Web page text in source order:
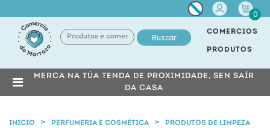
Miña
conta
0
Buscar
COMERCIOS
PRODUTOS
MERCA NA TÚA TENDA DE PROXIMIDADE, SEN SAÍR
DA CASA
INICIO PERFUMERIA E COSMÉTICA PRODUTOS DE LIMPEZA